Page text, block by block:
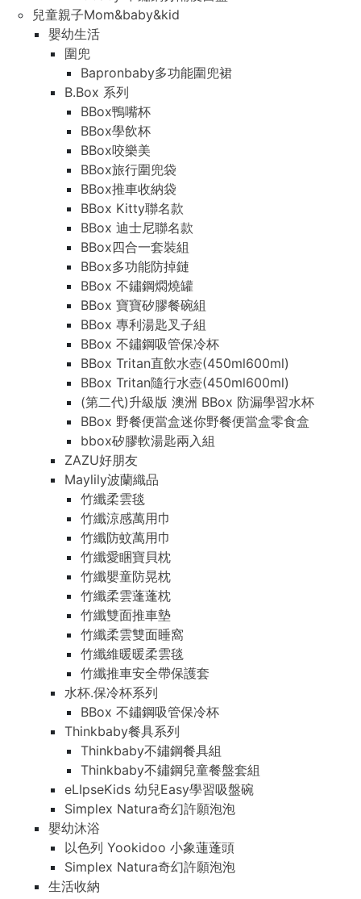
兒童親子Mom&baby&kid
嬰幼生活
圍兜
Bapronbaby多功能圍兜裙
B.Box 系列
BBox鴨嘴杯
BBox學飲杯
BBox咬樂美
BBox旅行圍兜袋
BBox推車收納袋
BBox Kitty聯名款
BBox 迪士尼聯名款
BBox四合一套裝組
BBox多功能防掉鏈
BBox 不鏽鋼燜燒罐
BBox 寶寶矽膠餐碗組
BBox 專利湯匙叉子組
BBox 不鏽鋼吸管保冷杯
BBox Tritan直飲水壺(450ml600ml)
BBox Tritan隨行水壺(450ml600ml)
(第二代)升級版 澳洲 BBox 防漏學習水杯
BBox 野餐便當盒迷你野餐便當盒零食盒
bbox矽膠軟湯匙兩入組
ZAZU好朋友
Maylily波蘭織品
竹纖柔雲毯
竹纖涼感萬用巾
竹纖防蚊萬用巾
竹纖愛睏寶貝枕
竹纖嬰童防晃枕
竹纖柔雲蓬蓬枕
竹纖雙面推車墊
竹纖柔雲雙面睡窩
竹纖維暖暖柔雲毯
竹纖推車安全帶保護套
水杯.保冷杯系列
BBox 不鏽鋼吸管保冷杯
Thinkbaby餐具系列
Thinkbaby不鏽鋼餐具組
Thinkbaby不鏽鋼兒童餐盤套組
eLIpseKids 幼兒Easy學習吸盤碗
Simplex Natura奇幻許願泡泡
嬰幼沐浴
以色列 Yookidoo 小象蓮蓬頭
Simplex Natura奇幻許願泡泡
生活收納